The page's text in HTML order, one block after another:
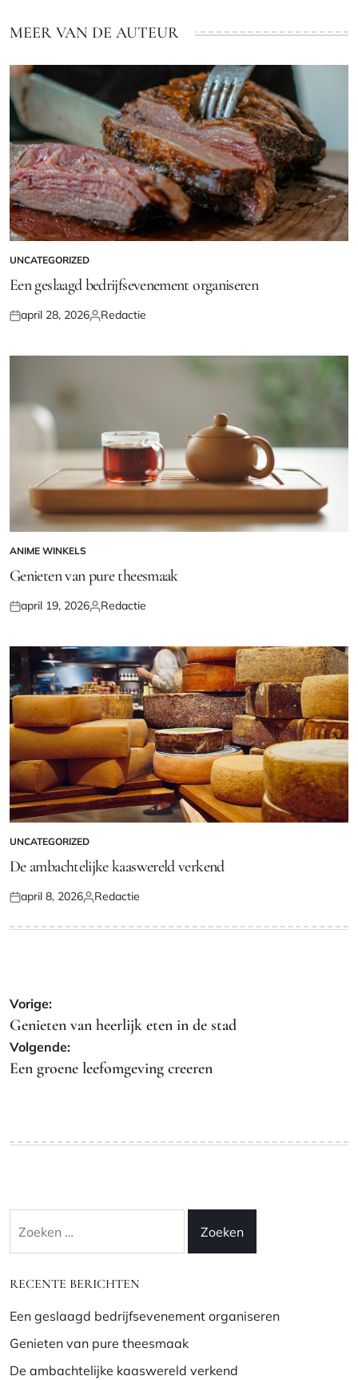
MEER VAN DE AUTEUR
GEPLAATST
IN
UNCATEGORIZED
Een geslaagd bedrijfsevenement organiseren
Geplaatst
april 28, 2026Geplaatst
Redactie
GEPLAATST
IN
ANIME WINKELS
Genieten van pure theesmaak
Geplaatst
april 19, 2026Geplaatst
Redactie
GEPLAATST
IN
UNCATEGORIZED
De ambachtelijke kaaswereld verkend
Geplaatst
april 8, 2026Geplaatst
Redactie
Bericht
navigatie
Vorige:
Genieten van heerlijk eten in de stad
Volgende:
Een groene leefomgeving creeren
naar:
RECENTE BERICHTEN
Een geslaagd bedrijfsevenement organiseren
Genieten van pure theesmaak
De ambachtelijke kaaswereld verkend